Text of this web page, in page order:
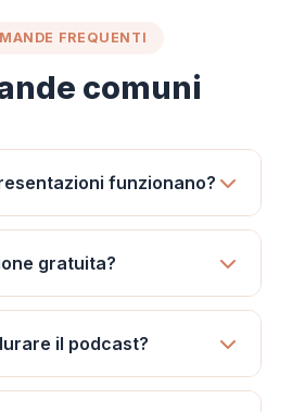
FREQUENTI
comuni
funzionano?
gratuita?
il podcast?